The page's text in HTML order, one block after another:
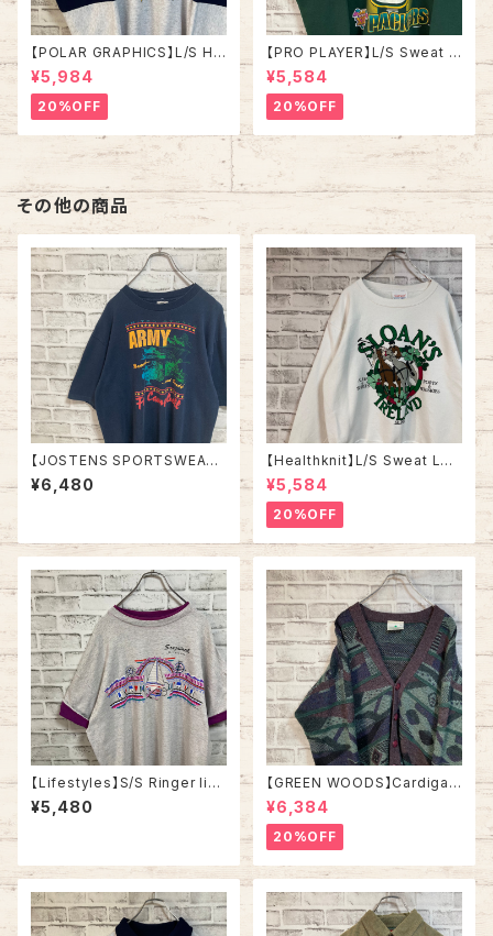
【POLAR GRAPHICS】L/S Hal
fZip Sweat XL Made in US
A 90s “ALASKA” スーベニア
ハーフジップスウェット トレーナ
ー アラスカ お土産モノ vintag
e ヴィンテージ アメリカ USA
¥5,984
20%OFF
【PRO PLAYER】L/S Sweat L
相当 90s Made in USA “PA
CKERS” NFL チームモノ スウ
ェット トレーナー USA製 チーム
ロゴ 1996 CHAMPS 優勝記念
深緑 アメリカ USA 古着
¥5,584
20%OFF
その他の商品
【JOSTENS SPORTSWEAR】
S/S Tee L 90s Made in US
A “Ft.Campbell” vintage AR
ィンテージ シングルステッチ ア
メリカ USA 古着
¥6,480
【Healthknit】L/S Sweat L相
当 80s Made in USA アイル
ランド スーベニア ホース 馬 ス
ウェット トレーナー USA製 アメ
リカ USA 古着
¥5,584
20%OFF
【Lifestyles】S/S Ringer like
Tee XL 90s Made in USA v
intage リンガーライク レイヤ
グルステッチ アメリカ USA レト
ロ 古着
¥5,480
【GREEN WOODS】Cardigan
L相当 Made in BRITAIN “EU
RO LINE” カーディガン 総柄 ウ
ール混合 イギリス製 ユーロライ
ン ヨーロッパ 古着
¥6,384
20%OFF